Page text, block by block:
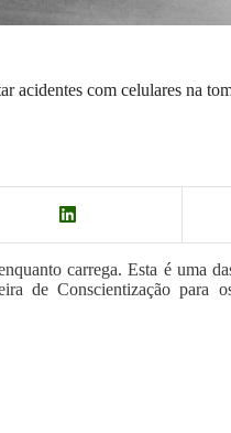
acidentes com celulares na
carrega. Esta é uma
de Conscientização para